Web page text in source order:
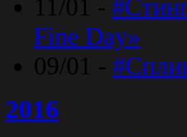
11/01 -
Fine Day»
09/01 -
2016